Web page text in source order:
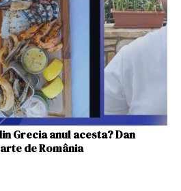
Grecia anul acesta? Dan
de România